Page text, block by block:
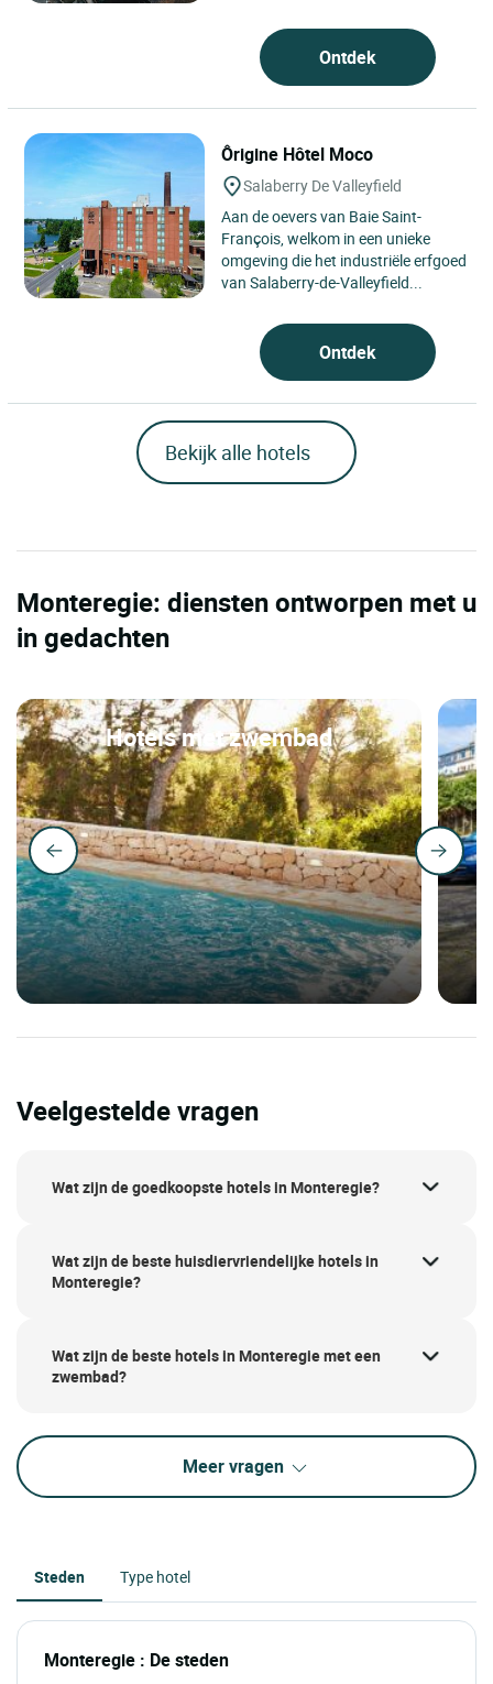
Ontdek
Ôrigine Hôtel Moco
Salaberry De Valleyfield
Aan de oevers van Baie Saint-
François, welkom in een unieke
omgeving die het industriële erfgoed
van Salaberry-de-Valleyfield...
Ontdek
Bekijk alle hotels
Monteregie: diensten ontworpen met u
in gedachten
Hotels met zwembad
Veelgestelde vragen
Wat zijn de goedkoopste hotels in Monteregie?
Wat zijn de beste huisdiervriendelijke hotels in
Monteregie?
Wat zijn de beste hotels in Monteregie met een
zwembad?
Meer vragen
Steden Type hotel
Monteregie : De steden